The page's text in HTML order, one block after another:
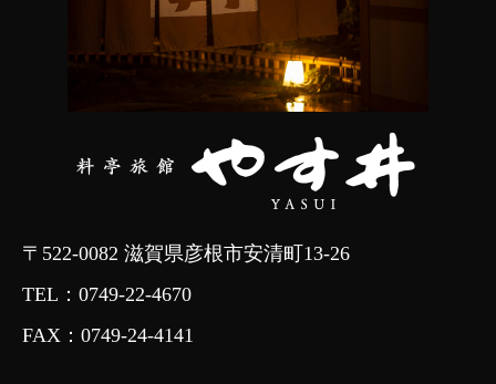
〒522-0082 滋賀県彦根市安清町13-26
TEL： 0749-22-4670
FAX：0749-24-4141